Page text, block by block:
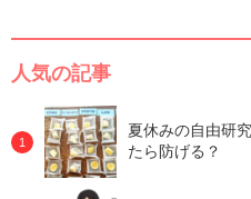
人気の記事
夏休みの自由研
たら防げる？